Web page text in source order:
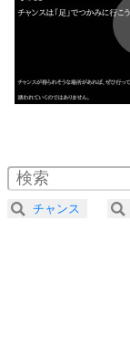
4
2.0倍速 （
2.5倍速 （
3.0倍速 （
チャンス